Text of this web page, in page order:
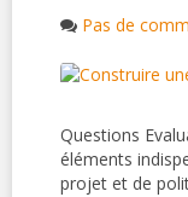
Pas de
Questions
éléments
projet et de